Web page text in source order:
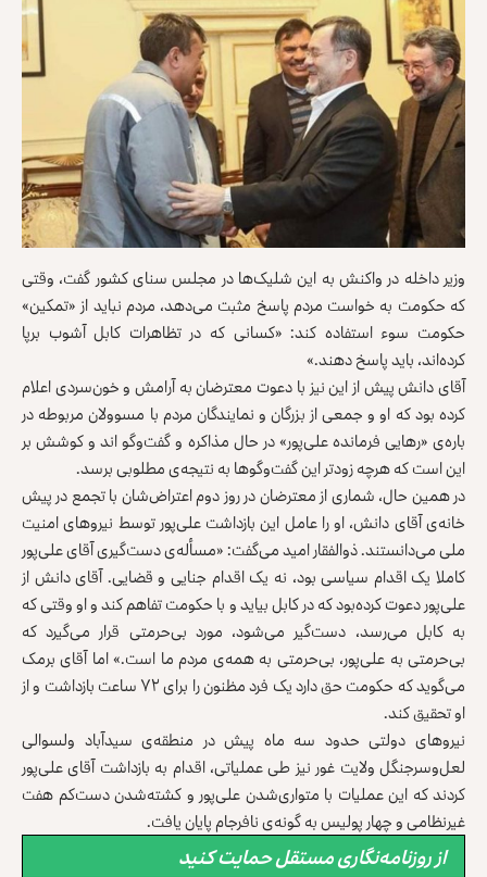
وزیر داخله در واکنش به این شلیک‌ها در مجلس سنای کشور گفت، وقتی
که حکومت به خواست مردم پاسخ مثبت می‌دهد، مردم نباید از «تمکین»
حکومت سوء ‌استفاده کند: «کسانی که در تظاهرات کابل آشوب برپا
کرده‌اند، باید پاسخ دهند.»
آقای دانش پیش از این نیز با دعوت معترضان به آرامش و خون‌سردی اعلام
کرده بود که او و جمعی از بزرگان و نمایندگان مردم با مسوولان مربوطه در
باره‌ی «رهایی فرمانده علی‌پور» در حال مذاکره و گفت‌وگو اند و کوشش بر
این است که هرچه زودتر این گفت‌وگوها به نتیجه‌ی مطلوبی برسد.
در همین حال، شماری از معترضان در روز دوم اعتراض‌شان با تجمع در پیش
خانه‌ی آقای دانش، او را عامل این بازداشت علی‌پور توسط نیروهای امنیت
ملی می‌دانستند. ذوالفقار امید می‌گفت: «مسأله‌ی دست‌گیری آقای علی‌پور
کاملا یک اقدام سیاسی بود، نه یک اقدام جنایی و قضایی. آقای دانش از
علی‌پور دعوت کرده‌بود که در کابل بیاید و با حکومت تفاهم کند و او وقتی که
به کابل می‌رسد، دست‌گیر می‌شود، مورد بی‌حرمتی قرار می‌گیرد که
بی‌حرمتی به علی‌پور، بی‌حرمتی به همه‌ی مردم ما است.» اما آقای برمک
می‌گوید که حکومت حق دارد یک فرد مظنون را برای ۷۲ ساعت بازداشت و از
او تحقیق کند.
نیروهای دولتی حدود سه ماه پیش در منطقه‌ی سیدآباد ولسوالی
لعل‌وسرجنگل ولایت غور نیز طی عملیاتی، اقدام به بازداشت آقای علی‌پور
کردند که این عملیات با متواری‌شدن علی‌پور و کشته‌شدن دست‌کم هفت
غیرنظامی و چهار پولیس به گونه‌ی نافرجام پایان یافت.
از روزنامه‌نگاری مستقل حمایت کنید